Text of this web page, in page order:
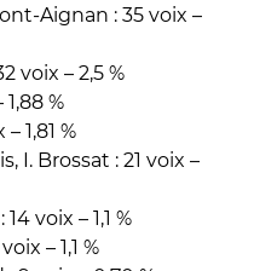
Aignan : 35 voix –
voix – 2,5 %
%
1,81 %
I. Brossat : 21 voix –
voix – 1,1 %
– 1,1 %